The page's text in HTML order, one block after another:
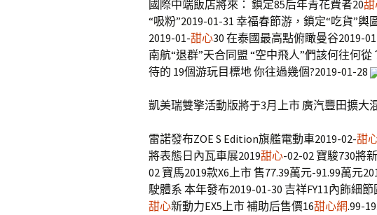
國際中端飯店將來： 鎖定85后年青花費者20
“吸粉”2019-01-31 幸福春節游，鎖定“吃貨”
2019-01-甜心30 在泰國最高點俯瞰曼谷2019-
南航“退群”天合同盟 “空中飛人”們該何往何從
待的 19個游玩目標地 你往過幾個?2019-01-28
凱美瑞雙擎活動版將于3月上市 廣汽豐田擴大
雷諾發布ZOE S Edition旗艦電動車2019-02-甜
將表態日內瓦車展2019甜心-02-02 寶駿730將
02 寶馬2019款X6上市 售77.39萬元-91.99萬元
駛體系 本年發布2019-01-30 吉祥FY11內飾細
甜心新動力EX5上市 補助后售價16甜心網.99-